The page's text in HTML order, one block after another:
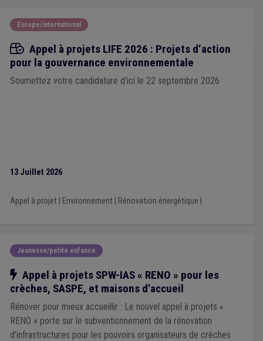
Europe/international
Appels à projets
Appel à projets LIFE 2026 : Projets d’action
pour la gouvernance environnementale
Soumettez votre candidature d’ici le 22 septembre 2026
13 Juillet 2026
Appel à projet| Environnement| Rénovation énergétique
Jeunesse/petite enfance
Notre action
Appel à projets SPW-IAS « RENO » pour les
crèches, SASPE, et maisons d'accueil
Rénover pour mieux accueillir : Le nouvel appel à projets «
RENO » porte sur le subventionnement de la rénovation
d’infrastructures pour les pouvoirs organisateurs de crèches